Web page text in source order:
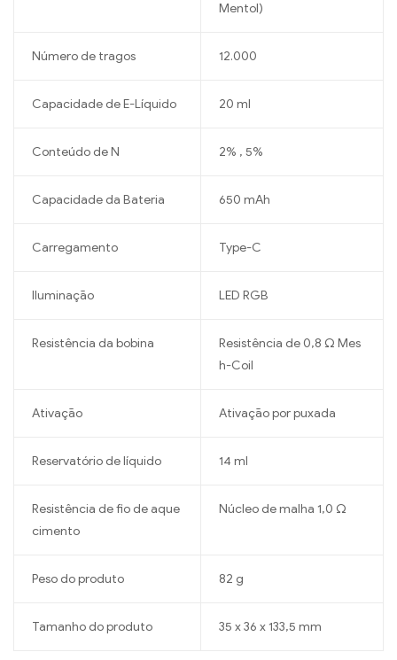
Mentol)
Número de tragos 12.000
Capacidade de E-Líquido 20 ml
Conteúdo de N 2% , 5%
Capacidade da Bateria 650 mAh
Carregamento Type-C
Iluminação LED RGB
Resistência da bobina
Resistência de 0,8 Ω Mes
h-Coil
Ativação Ativação por puxada
Reservatório de líquido 14 ml
Resistência de fio de aque
cimento
Núcleo de malha 1,0 Ω
Peso do produto 82 g
Tamanho do produto 35 x 36 x 133,5 mm